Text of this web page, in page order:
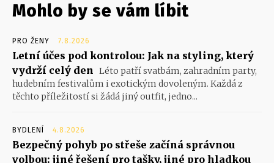
Mohlo by se vám líbit
PRO ŽENY 7.8.2026
Letní účes pod kontrolou: Jak na styling, který
vydrží celý den Léto patří svatbám, zahradním party,
hudebním festivalům i exotickým dovoleným. Každá z
těchto příležitostí si žádá jiný outfit, jedno...
BYDLENÍ 4.8.2026
Bezpečný pohyb po střeše začíná správnou
volbou: jiné řešení pro tašky, jiné pro hladkou